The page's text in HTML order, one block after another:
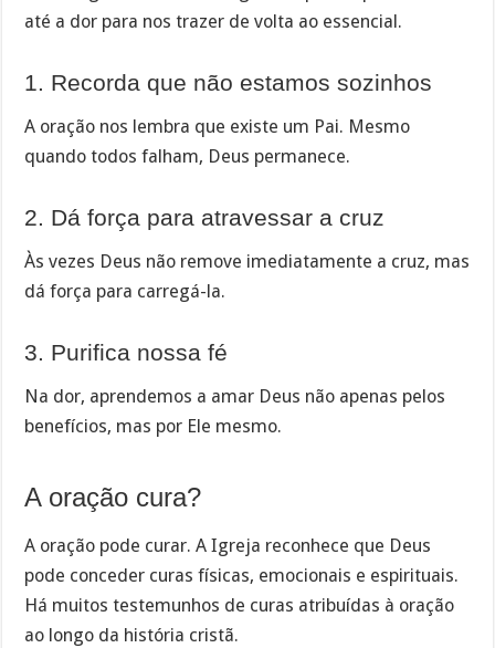
até a dor para nos trazer de volta ao essencial.
1. Recorda que não estamos sozinhos
A oração nos lembra que existe um Pai. Mesmo
quando todos falham, Deus permanece.
2. Dá força para atravessar a cruz
Às vezes Deus não remove imediatamente a cruz, mas
dá força para carregá-la.
3. Purifica nossa fé
Na dor, aprendemos a amar Deus não apenas pelos
benefícios, mas por Ele mesmo.
A oração cura?
A oração pode curar. A Igreja reconhece que Deus
pode conceder curas físicas, emocionais e espirituais.
Há muitos testemunhos de curas atribuídas à oração
ao longo da história cristã.